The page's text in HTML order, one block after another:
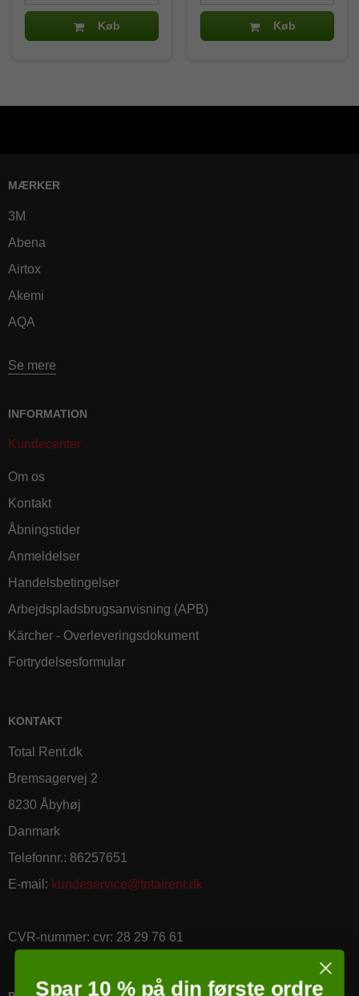
Køb Køb
MÆRKER
3M
Abena
Airtox
Akemi
AQA
Se mere
INFORMATION
Kundecenter
Om os
Kontakt
Åbningstider
Anmeldelser
Handelsbetingelser
Arbejdspladsbrugsanvisning (APB)
Kärcher - Overleveringsdokument
Fortrydelsesformular
KONTAKT
Total Rent.dk
Bremsagervej 2
8230 Åbyhøj
Danmark
Telefonnr.: 86257651
E-mail : kundeservice@totalrent.dk
CVR-nummer: cvr: 28 29 76 61
Spar 10 % på din første ordre